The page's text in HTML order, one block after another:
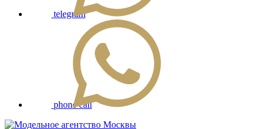
telegram
phone call